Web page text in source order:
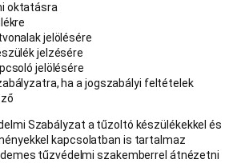
oktatásra
jelölésére
jelzésére
jelölésére
ha a jogszabályi feltételek
Szabályzat a tűzoltó készülékekkel és
kapcsolatban is tartalmaz
tűzvédelmi szakemberrel átnézetni